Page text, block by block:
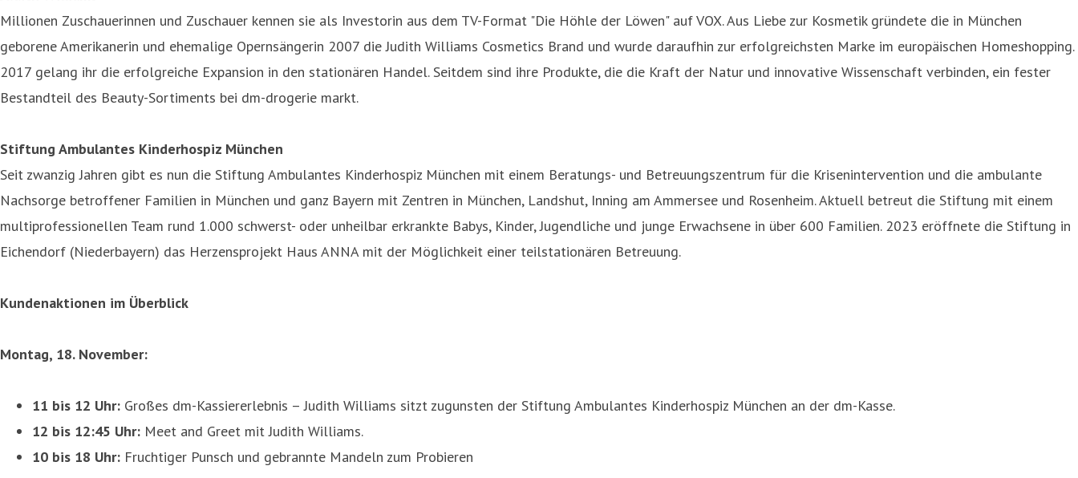
Millionen Zuschauerinnen und Zuschauer kennen sie als Investorin aus dem TV-Format "Die Höhle der Löwen" auf VOX. Aus Liebe zur Kosmetik gründete die in München
geborene Amerikanerin und ehemalige Opernsängerin 2007 die Judith Williams Cosmetics Brand und wurde daraufhin zur erfolgreichsten Marke im europäischen Homeshopping.
2017 gelang ihr die erfolgreiche Expansion in den stationären Handel. Seitdem sind ihre Produkte, die die Kraft der Natur und innovative Wissenschaft verbinden, ein fester
Bestandteil des Beauty-Sortiments bei dm-drogerie markt.
Stiftung Ambulantes Kinderhospiz München
Seit zwanzig Jahren gibt es nun die Stiftung Ambulantes Kinderhospiz München mit einem Beratungs- und Betreuungszentrum für die Krisenintervention und die ambulante
Nachsorge betroffener Familien in München und ganz Bayern mit Zentren in München, Landshut, Inning am Ammersee und Rosenheim. Aktuell betreut die Stiftung mit einem
multiprofessionellen Team rund 1.000 schwerst- oder unheilbar erkrankte Babys, Kinder, Jugendliche und junge Erwachsene in über 600 Familien. 2023 eröffnete die Stiftung in
Eichendorf (Niederbayern) das Herzensprojekt Haus ANNA mit der Möglichkeit einer teilstationären Betreuung.
Kundenaktionen im Überblick
Montag, 18. November:
11 bis 12 Uhr: Großes dm-Kassiererlebnis – Judith Williams sitzt zugunsten der Stiftung Ambulantes Kinderhospiz München an der dm-Kasse.
12 bis 12:45 Uhr: Meet and Greet mit Judith Williams.
10 bis 18 Uhr: Fruchtiger Punsch und gebrannte Mandeln zum Probieren